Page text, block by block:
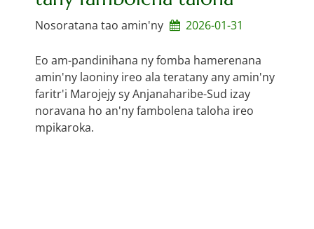
Nosoratana tao amin'ny 2026-01-31
Eo am-pandinihana ny fomba hamerenana
amin'ny laoniny ireo ala teratany any amin'ny
faritr'i Marojejy sy Anjanaharibe-Sud izay
noravana ho an'ny fambolena taloha ireo
mpikaroka.